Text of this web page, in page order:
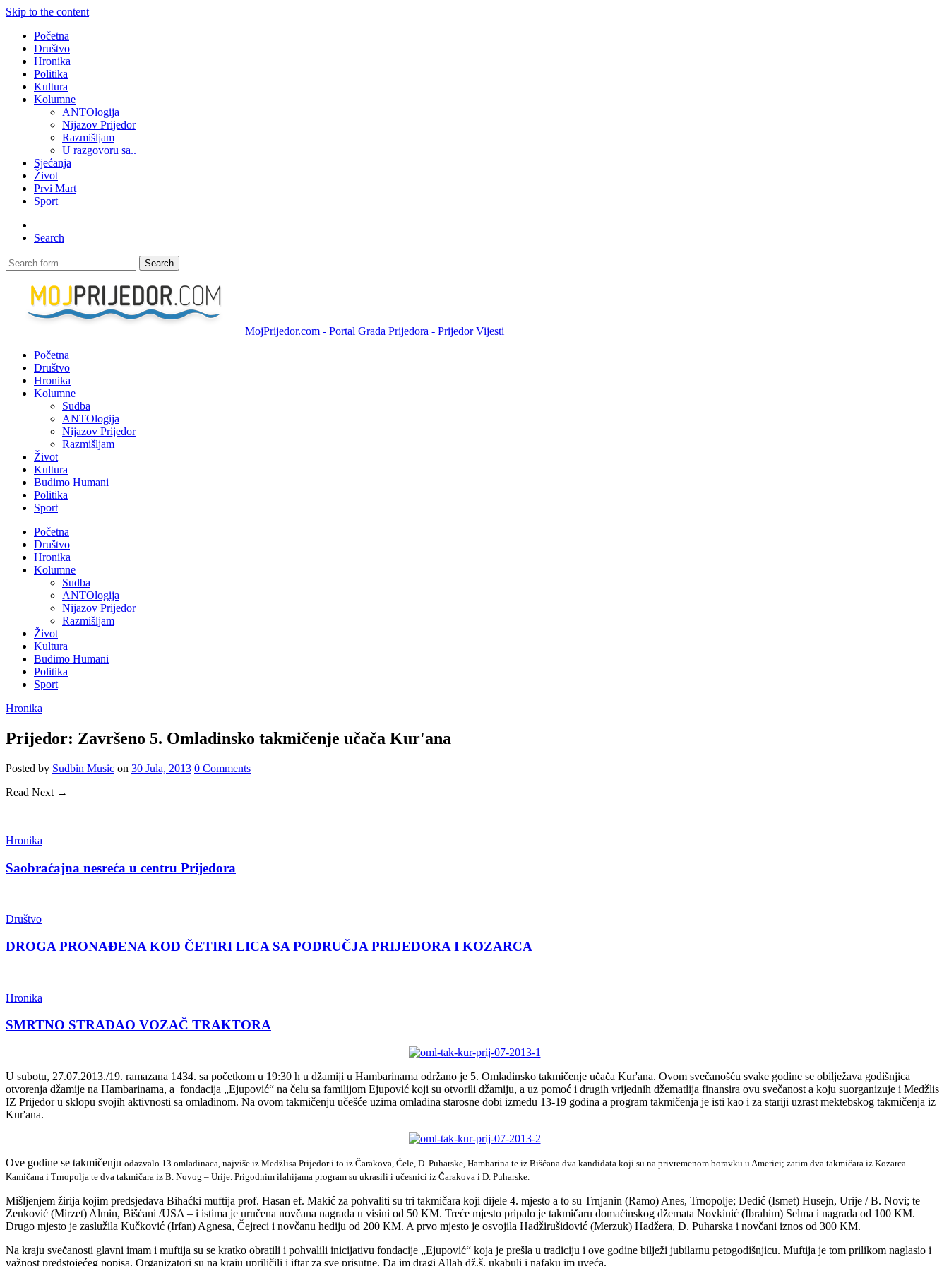
Skip to the content
Početna
Društvo
Hronika
Politika
Kultura
Kolumne
ANTOlogija
Nijazov Prijedor
Razmišljam
U razgovoru sa..
Sjećanja
Život
Prvi Mart
Sport
Search
Search
MojPrijedor.com - Portal Grada Prijedora - Prijedor Vijesti
Početna
Društvo
Hronika
Kolumne
Sudba
ANTOlogija
Nijazov Prijedor
Razmišljam
Život
Kultura
Budimo Humani
Politika
Sport
Početna
Društvo
Hronika
Kolumne
Sudba
ANTOlogija
Nijazov Prijedor
Razmišljam
Život
Kultura
Budimo Humani
Politika
Sport
Hronika
Prijedor: Završeno 5. Omladinsko takmičenje učača Kur'ana
Posted by Sudbin Music on 30 Jula, 2013 0 Comments
Read Next →
Hronika
Saobraćajna nesreća u centru Prijedora
Društvo
DROGA PRONAĐENA KOD ČETIRI LICA SA PODRUČJA PRIJEDORA I KOZARCA
Hronika
SMRTNO STRADAO VOZAČ TRAKTORA
U subotu, 27.07.2013./19. ramazana 1434. sa početkom u 19:30 h u džamiji u Hambarinama održano je 5. Omladinsko takmičenje učača Kur'ana. Ovom svečanošću svake godine se obilježava godišnjica
otvorenja džamije na Hambarinama, a fondacija „Ejupović“ na čelu sa familijom Ejupović koji su otvorili džamiju, a uz pomoć i drugih vrijednih džematlija finansira ovu svečanost a koju suorganizuje i Medžlis
IZ Prijedor u sklopu svojih aktivnosti sa omladinom. Na ovom takmičenju učešće uzima omladina starosne dobi između 13-19 godina a program takmičenja je isti kao i za stariji uzrast mektebskog takmičenja iz
Kur'ana.
Ove godine se takmičenju odazvalo 13 omladinaca, najviše iz Medžlisa Prijedor i to iz Čarakova, Ćele, D. Puharske, Hambarina te iz Bišćana dva kandidata koji su na privremenom boravku u Americi; zatim dva takmičara iz Kozarca –
Kamičana i Trnopolja te dva takmičara iz B. Novog – Urije. Prigodnim ilahijama program su ukrasili i učesnici iz Čarakova i D. Puharske.
Mišljenjem žirija kojim predsjedava Bihaćki muftija prof. Hasan ef. Makić za pohvaliti su tri takmičara koji dijele 4. mjesto a to su Trnjanin (Ramo) Anes, Trnopolje; Dedić (Ismet) Husejn, Urije / B. Novi; te
Zenković (Mirzet) Almin, Bišćani /USA – i istima je uručena novčana nagrada u visini od 50 KM. Treće mjesto pripalo je takmičaru domaćinskog džemata Novkinić (Ibrahim) Selma i nagrada od 100 KM.
Drugo mjesto je zaslužila Kučković (Irfan) Agnesa, Čejreci i novčanu hediju od 200 KM. A prvo mjesto je osvojila Hadžirušidović (Merzuk) Hadžera, D. Puharska i novčani iznos od 300 KM.
Na kraju svečanosti glavni imam i muftija su se kratko obratili i pohvalili inicijativu fondacije „Ejupović“ koja je prešla u tradiciju i ove godine bilježi jubilarnu petogodišnjicu. Muftija je tom prilikom naglasio i
važnost predstojećeg popisa. Organizatori su na kraju upriličili i iftar za sve prisutne. Da im dragi Allah dž.š. ukabuli i nafaku im uveća.